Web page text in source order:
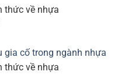
thức về nhựa
gia cố trong ngành nhựa
thức về nhựa